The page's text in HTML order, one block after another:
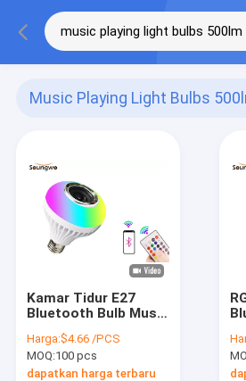
Music Playing Light Bulbs
Kamar Tidur E27
Bluetooth Bulb Musik
500LM 4 Mode
Pencahayaan
Harga:$4.66 /PCS
MOQ:100 pcs
dapatkan harga terbaru